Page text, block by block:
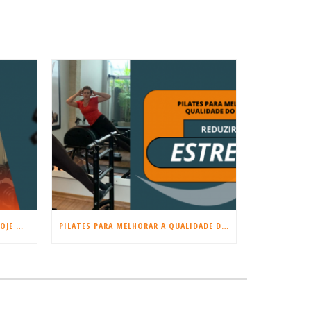
COMEÇE A TREINAR MUSCULAÇÃO HOJE MESMO! PILATES PARA MELHORAR A QUALIDADE DO SONO E REDUZIR O ESTRESSE